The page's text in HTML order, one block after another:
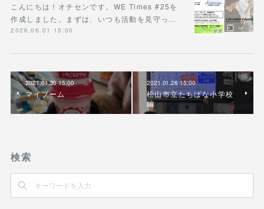
こんにちは！オチセンです。WE Times #25を
作成しました。まずは、いつも活動を見守っ…
2026.06.01 15:00
2021.01.30 15:00
マイブーム
2021.01.26 15:00
松山市立たちばな小学校
編
検索